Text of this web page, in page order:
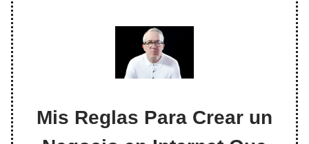
Mis Reglas Para Crear un